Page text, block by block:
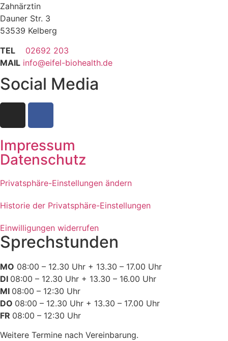
Zahnärztin
Dauner Str. 3
53539 Kelberg
TEL
02692 203
MAIL info@eifel-biohealth.de
Social Media
Impressum
Datenschutz
Privatsphäre-Einstellungen ändern
Historie der Privatsphäre-Einstellungen
Einwilligungen widerrufen
Sprechstunden
MO 08:00 – 12.30 Uhr + 13.30 – 17.00 Uhr
DI 08:00 – 12.30 Uhr + 13.30 – 16.00 Uhr
MI 08:00 – 12:30 Uhr
DO 08:00 – 12.30 Uhr + 13.30 – 17.00 Uhr
FR 08:00 – 12:30 Uhr
Weitere Termine nach Vereinbarung.